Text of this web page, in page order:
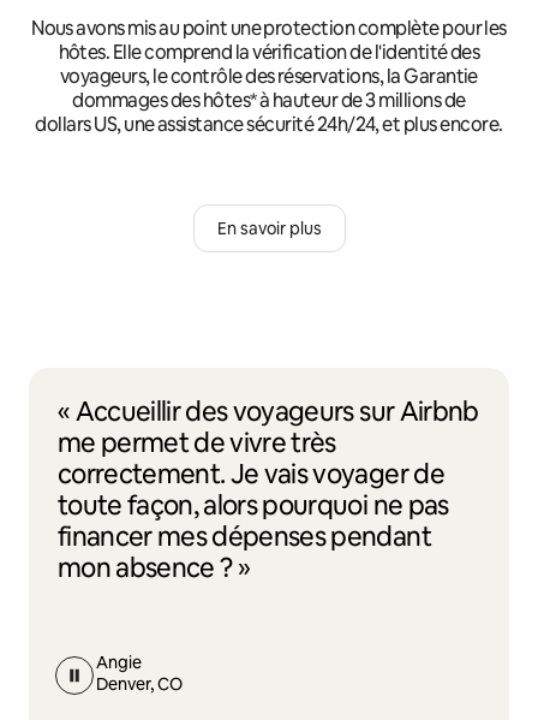
Nous avons mis au point une protection complète pour les
hôtes. Elle comprend la vérification de l'identité des
voyageurs, le contrôle des réservations, la Garantie
dommages des hôtes* à hauteur de 3 millions de
dollars US, une assistance sécurité 24h/24, et plus encore.
En savoir plus
« Accueillir des voyageurs sur Airbnb
me permet de vivre très
correctement. Je vais voyager de
toute façon, alors pourquoi ne pas
financer mes dépenses pendant
mon absence ? »
Angie
Denver, CO